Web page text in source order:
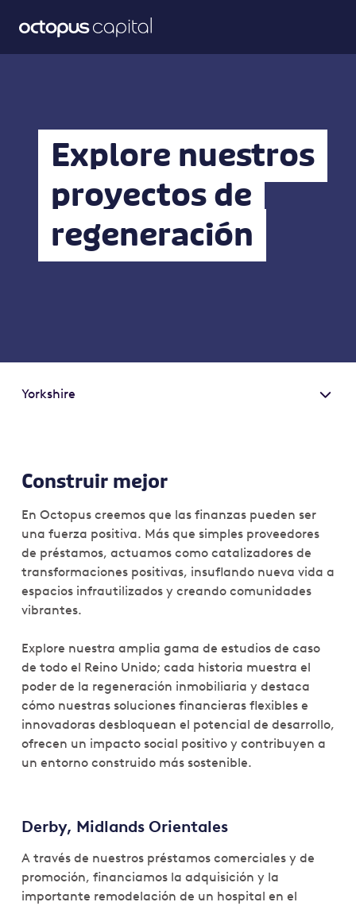
Explore nuestros
proyectos de
regeneración
Yorkshire
Construir mejor
En Octopus creemos que las finanzas pueden ser
una fuerza positiva. Más que simples proveedores
de préstamos, actuamos como catalizadores de
transformaciones positivas, insuflando nueva vida a
espacios infrautilizados y creando comunidades
vibrantes.
Explore nuestra amplia gama de estudios de caso
de todo el Reino Unido; cada historia muestra el
poder de la regeneración inmobiliaria y destaca
cómo nuestras soluciones financieras flexibles e
innovadoras desbloquean el potencial de desarrollo,
ofrecen un impacto social positivo y contribuyen a
un entorno construido más sostenible.
Derby, Midlands Orientales
A través de nuestros préstamos comerciales y de
promoción, financiamos la adquisición y la
importante remodelación de un hospital en el